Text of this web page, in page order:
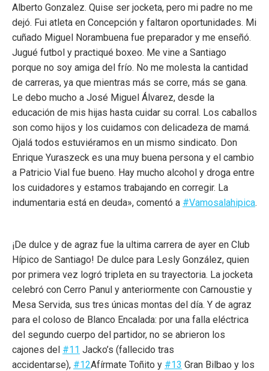
Alberto Gonzalez. Quise ser jocketa, pero mi padre no me
dejó. Fui atleta en Concepción y faltaron oportunidades. Mi
cuñado Miguel Norambuena fue preparador y me enseñó.
Jugué futbol y practiqué boxeo. Me vine a Santiago
porque no soy amiga del frío. No me molesta la cantidad
de carreras, ya que mientras más se corre, más se gana.
Le debo mucho a José Miguel Álvarez, desde la
educación de mis hijas hasta cuidar su corral. Los caballos
son como hijos y los cuidamos con delicadeza de mamá.
Ojalá todos estuviéramos en un mismo sindicato. Don
Enrique Yuraszeck es una muy buena persona y el cambio
a Patricio Vial fue bueno. Hay mucho alcohol y droga entre
los cuidadores y estamos trabajando en corregir. La
indumentaria está en deuda», comentó a #Vamosalahipica.
¡De dulce y de agraz fue la ultima carrera de ayer en Club
Hípico de Santiago! De dulce para Lesly González, quien
por primera vez logró tripleta en su trayectoria. La jocketa
celebró con Cerro Panul y anteriormente con Carnoustie y
Mesa Servida, sus tres únicas montas del día. Y de agraz
para el coloso de Blanco Encalada: por una falla eléctrica
del segundo cuerpo del partidor, no se abrieron los
cajones del #11 Jacko’s (fallecido tras
accidentarse), #12Afírmate Toñito y #13 Gran Bilbao y los